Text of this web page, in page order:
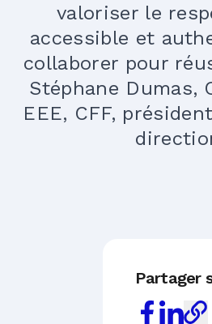
valoriser le
accessible et
collaborer pour
Stéphane Dumas,
EEE, CFF,
Partager